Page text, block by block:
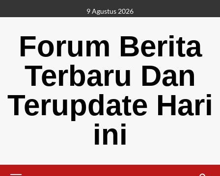
to
9 Agustus 2026
Forum Berita
Terbaru Dan
Terupdate Hari
ini